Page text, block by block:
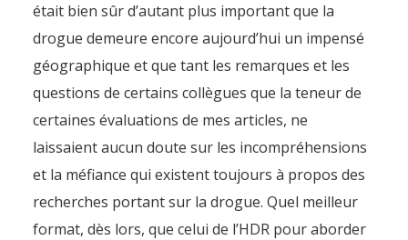
était bien sûr d’autant plus important que la
drogue demeure encore aujourd’hui un impensé
géographique et que tant les remarques et les
questions de certains collègues que la teneur de
certaines évaluations de mes articles, ne
laissaient aucun doute sur les incompréhensions
et la méfiance qui existent toujours à propos des
recherches portant sur la drogue. Quel meilleur
format, dès lors, que celui de l’HDR pour aborder